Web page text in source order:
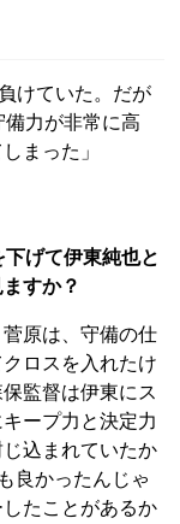
けていた。だが
力が非常に高
まった」
げて伊東純也と
すか？
菅原は、守備の仕
ロスを入れたけ
監督は伊東にス
ープ力と決定力
込まれていたか
良かったんじゃ
たことがあるか